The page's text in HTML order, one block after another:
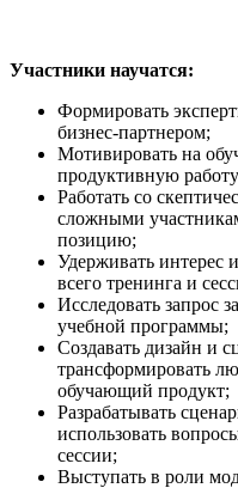
Участники научатся:
Формировать
бизнес-партнером;
Мотивировать на
продуктивную
Работать со
сложными
позицию;
Удерживать интерес
всего тренинга и
Исследовать запрос
учебной программы;
Создавать дизайн и
трансформировать
обучающий продукт;
Разрабатывать
использовать
сессии;
Выступать в роли